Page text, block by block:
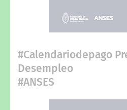
#Calendariodepago
Desempleo
#ANSES